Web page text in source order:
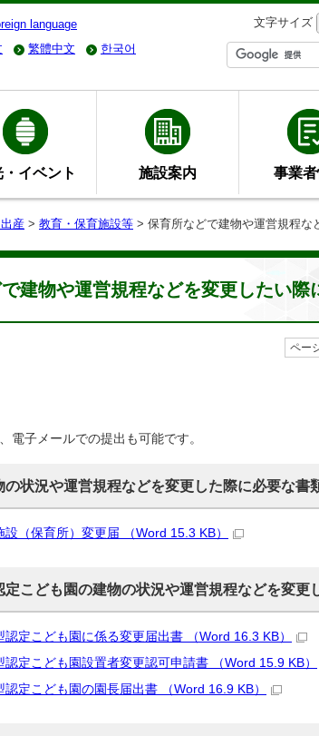
language 文字サイズ
繁體中文 한국어
イベント 施設案内 事業
産 > 教育・保育施設等 > 保育所などで建物や運営規程な
建物や運営規程などを変更したい際
ペー
電子メールでの提出も可能です。
の状況や運営規程などを変更した際に必要な書
設（保育所）変更届 （Word 15.3 KB）
定こども園の建物の状況や運営規程などを変更
認定こども園に係る変更届出書 （Word 16.3 KB）
認定こども園設置者変更認可申請書 （Word 15.9 KB）
認定こども園の園長届出書 （Word 16.9 KB）